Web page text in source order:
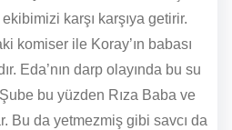
karşı karşıya getirir.
komiser ile Koray’ın babası
Eda’nın darp olayında bu su
bu yüzden Rıza Baba ve
Bu da yetmezmiş gibi savcı da